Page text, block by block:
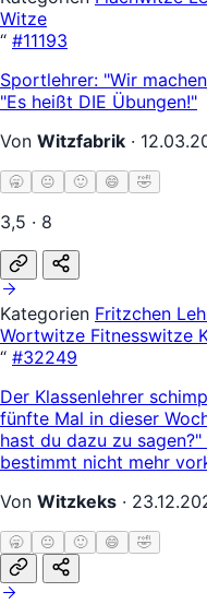
Witze
“ #11193
Sportlehrer: "Wir
"Es heißt DIE Übungen!"
Von Witzfabrik ·
🥱 😐 🙂 😄 🤣
3,5 · 8
Kategorien Fritzchen
Wortwitze Fitnesswitze
“ #32249
Der Klassenlehrer
fünfte Mal in dieser
hast du dazu zu
bestimmt nicht mehr
Von Witzkeks ·
🥱 😐 🙂 😄 🤣